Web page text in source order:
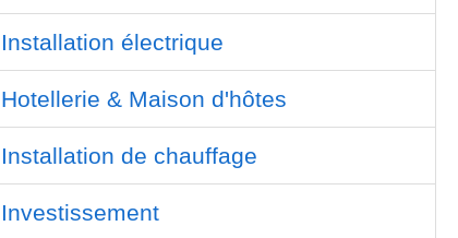
Installation électrique
Hotellerie & Maison d'hôtes
Installation de chauffage
Investissement